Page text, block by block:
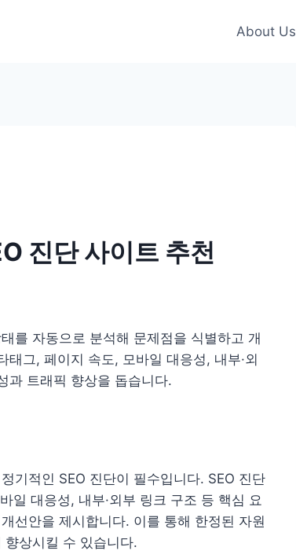
About Us
진단 사이트 추천
를 자동으로 분석해 문제점을 식별하고 개
그, 페이지 속도, 모바일 대응성, 내부·외
과 트래픽 향상을 돕습니다.
기적인 SEO 진단이 필수입니다. SEO 진단
일 대응성, 내부·외부 링크 구조 등 핵심 요
선안을 제시합니다. 이를 통해 한정된 자원
상시킬 수 있습니다.